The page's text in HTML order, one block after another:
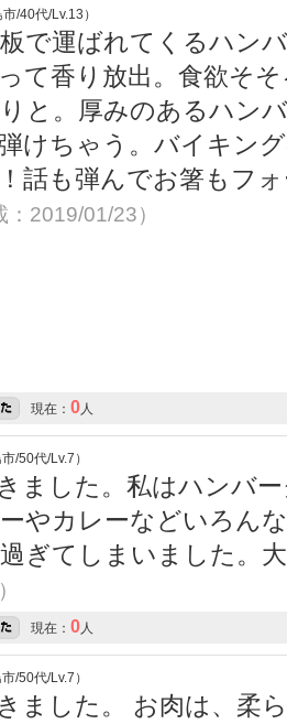
/40代/Lv.13）
で運ばれてくるハン
て香り放出。食欲そ
と。厚みのあるハン
けちゃう。バイキン
話も弾んでお箸もフ
2019/01/23）
現在： 0人
/50代/Lv.7）
ました。私はハンバ
やカレーなどいろん
ぎてしまいました。
現在： 0人
/50代/Lv.7）
ました。 お肉は、柔